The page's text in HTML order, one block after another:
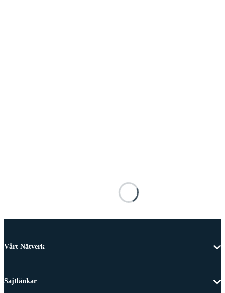
Vårt Nätverk
Sajtlänkar